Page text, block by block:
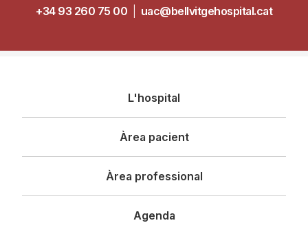
+34 93 260 75 00
uac@bellvitgehospital.cat
principal
L'hospital
Àrea pacient
Àrea professional
Agenda